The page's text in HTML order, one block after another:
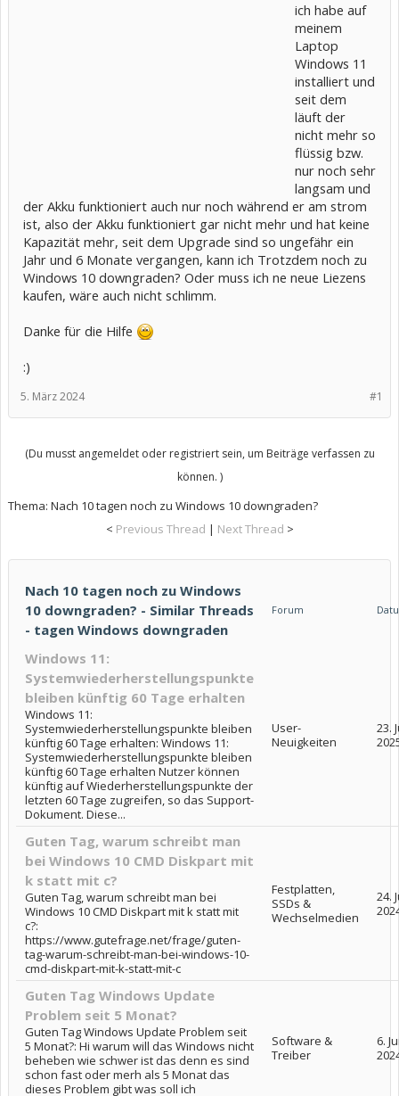
ich habe auf
meinem
Laptop
Windows 11
installiert und
seit dem
läuft der
nicht mehr so
flüssig bzw.
nur noch sehr
langsam und
der Akku funktioniert auch nur noch während er am strom
ist, also der Akku funktioniert gar nicht mehr und hat keine
Kapazität mehr, seit dem Upgrade sind so ungefähr ein
Jahr und 6 Monate vergangen, kann ich Trotzdem noch zu
Windows 10 downgraden? Oder muss ich ne neue Liezens
kaufen, wäre auch nicht schlimm.
Danke für die Hilfe
:)
#1
5. März 2024
(Du musst angemeldet oder registriert sein, um Beiträge verfassen zu
können. )
Thema: Nach 10 tagen noch zu Windows 10 downgraden?
< Previous Thread | Next Thread >
Nach 10 tagen noch zu Windows
10 downgraden? - Similar Threads
- tagen Windows downgraden
Forum
Windows 11:
Systemwiederherstellungspunkte
bleiben künftig 60 Tage erhalten
Windows 11:
Systemwiederherstellungspunkte bleiben
künftig 60 Tage erhalten: Windows 11:
Systemwiederherstellungspunkte bleiben
künftig 60 Tage erhalten Nutzer können
künftig auf Wiederherstellungspunkte der
letzten 60 Tage zugreifen, so das Support-
Dokument. Diese...
User-
Neuigkeiten
23.
Guten Tag, warum schreibt man
bei Windows 10 CMD Diskpart mit
k statt mit c?
Guten Tag, warum schreibt man bei
Windows 10 CMD Diskpart mit k statt mit
c?:
https://www.gutefrage.net/frage/guten-
tag-warum-schreibt-man-bei-windows-10-
cmd-diskpart-mit-k-statt-mit-c
Festplatten,
SSDs &
Wechselmedien
24.
Guten Tag Windows Update
Problem seit 5 Monat?
Guten Tag Windows Update Problem seit
5 Monat?: Hi warum will das Windows nicht
beheben wie schwer ist das denn es sind
schon fast oder merh als 5 Monat das
dieses Problem gibt was soll ich
Software &
Treiber
6.